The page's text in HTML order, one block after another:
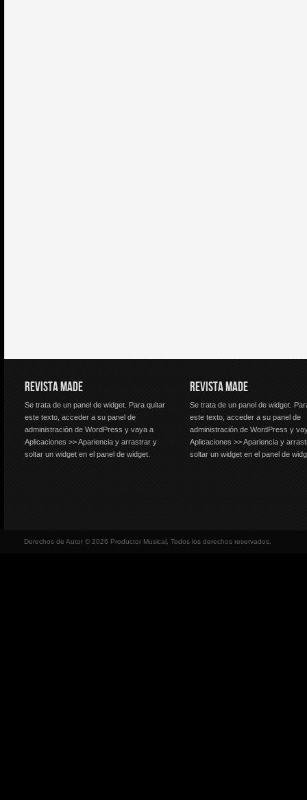
REVISTA MADE
Se trata de un panel de widget. Para quitar
este texto, acceder a su panel de
administración de WordPress y vaya a
Aplicaciones >> Apariencia y arrastrar y
soltar un widget en el panel de widget.
REVISTA MADE
Se trata de un panel de widget.
este texto, acceder a su panel de
administración de WordPress y
Aplicaciones >> Apariencia y
soltar un widget en el panel de
Derechos de Autor © 2026 Productor Musical, Todos los derechos reservados.